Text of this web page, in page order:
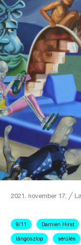
2021. november 17.╱
9/11 Damien Hirst
lángoszlop sérülés